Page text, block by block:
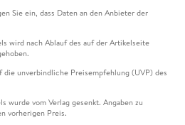
Sie ein, dass Daten an den Anbieter der
wird nach Ablauf des auf der Artikelseite
unverbindliche Preisempfehlung (UVP) des
wurde vom Verlag gesenkt. Angaben zu
vorherigen Preis.